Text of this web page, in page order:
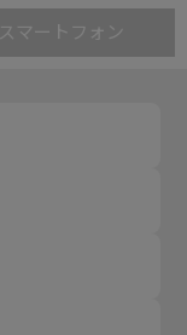
スマートフォン